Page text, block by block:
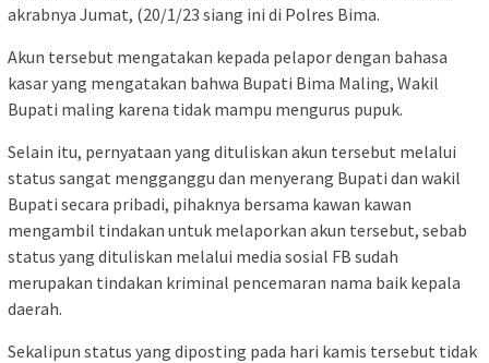
akrabnya Jumat, (20/1/23 siang ini di Polres Bima.
Akun tersebut mengatakan kepada pelapor dengan bahasa
kasar yang mengatakan bahwa Bupati Bima Maling, Wakil
Bupati maling karena tidak mampu mengurus pupuk.
Selain itu, pernyataan yang dituliskan akun tersebut melalui
status sangat mengganggu dan menyerang Bupati dan wakil
Bupati secara pribadi, pihaknya bersama kawan kawan
mengambil tindakan untuk melaporkan akun tersebut, sebab
status yang dituliskan melalui media sosial FB sudah
merupakan tindakan kriminal pencemaran nama baik kepala
daerah.
Sekalipun status yang diposting pada hari kamis tersebut tidak